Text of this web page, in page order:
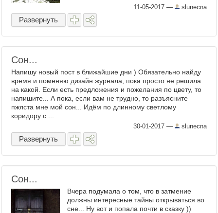
11-05-2017 — slunecna
Развернуть
Сон...
Напишу новый пост в ближайшие дни ) Обязательно найду
время и поменяю дизайн журнала, пока просто не решила
на какой. Если есть предложения и пожелания по цвету, то
напишите... А пока, если вам не трудно, то разъясните
пжлста мне мой сон... Идём по длинному светлому
коридору с ...
30-01-2017 — slunecna
Развернуть
Сон...
Вчера подумала о том, что в затмение
должны интересные тайны открываться во
сне... Ну вот и попала почти в сказку ))